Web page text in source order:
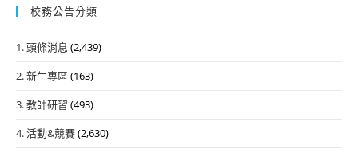
校務公告分類
1. 頭條消息 (2,439)
2. 新生專區 (163)
3. 教師研習 (493)
4. 活動&競賽(2,630)